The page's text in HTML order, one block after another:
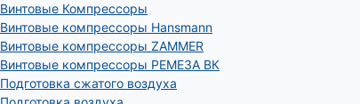
Винтовые Компрессоры
Винтовые компрессоры Hansmann
Винтовые компрессоры ZAMMER
Винтовые компрессоры РЕМЕЗА ВК
Подготовка сжатого воздуха